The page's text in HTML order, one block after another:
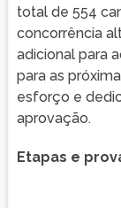
total de 554
concorrência
adicional para
para as
esforço e
aprovação.
Etapas e